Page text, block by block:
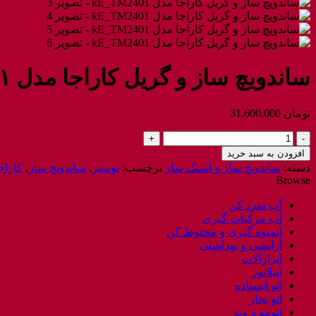
ساندویچ ساز و گریل کاراجا مدل kE_TM۲۴۰۱
تومان
ساندویچ
ساز
و
گریل
مدل
kE_TM2401
عدد
افزودن به سبد خرید
دسته: ساندویچ ساز و اسنک ساز برچسب: توستر , ساندویچ ساز ,
Browse
آب سرد کن
آب مرکبات گیری
آبمیوه گیری و مخلوط کن
آرایشی و بهداشتی
ابزارآلات
اپیلاتور
اتو ایستاده
اتو بخار
اتومو و ویو